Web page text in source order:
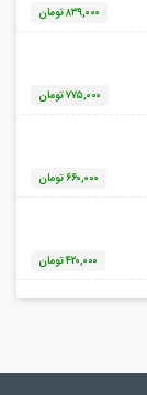
۸۳۹,۰۰۰تومان
۷۷۵,۰۰۰تومان
۶۶۰,۰۰۰تومان
۴۲۰,۰۰۰تومان